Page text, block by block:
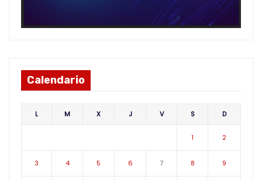
Calendario
L M X J V S D
1 2
3 4 5 6 7 8 9